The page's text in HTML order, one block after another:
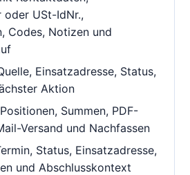
oder USt-IdNr.,
Codes, Notizen und
Einsatzadresse, Status,
Aktion
Summen, PDF-
Versand und Nachfassen
Status, Einsatzadresse,
und Abschlusskontext